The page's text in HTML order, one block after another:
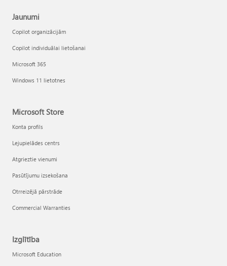
Jaunumi
Copilot organizācijām
Copilot individuālai lietošanai
Microsoft 365
Windows 11 lietotnes
Microsoft Store
Konta profils
Lejupielādes centrs
Atgrieztie vienumi
Pasūtījumu izsekošana
Otrreizējā pārstrāde
Commercial Warranties
Izglītība
Microsoft Education